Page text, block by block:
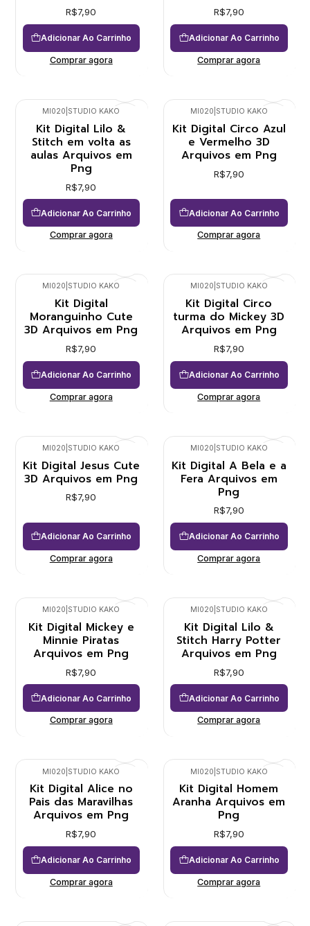
R$7,90
Adicionar Ao Carrinho
Comprar agora
R$7,90
Adicionar Ao Carrinho
Comprar agora
MI020 STUDIO KAKO
Kit Digital Lilo &
Stitch em volta as
aulas Arquivos em
Png
R$7,90
Adicionar Ao Carrinho
Comprar agora
MI020 STUDIO KAKO
Kit Digital Circo Azul
e Vermelho 3D
Arquivos em Png
R$7,90
Adicionar Ao Carrinho
Comprar agora
MI020 STUDIO KAKO
Kit Digital
Moranguinho Cute
3D Arquivos em Png
R$7,90
Adicionar Ao Carrinho
Comprar agora
MI020 STUDIO KAKO
Kit Digital Circo
turma do Mickey 3D
Arquivos em Png
R$7,90
Adicionar Ao Carrinho
Comprar agora
MI020 STUDIO KAKO
Kit Digital Jesus Cute
3D Arquivos em Png
R$7,90
Adicionar Ao Carrinho
Comprar agora
MI020 STUDIO KAKO
Kit Digital A Bela e a
Fera Arquivos em
Png
R$7,90
Adicionar Ao Carrinho
Comprar agora
MI020 STUDIO KAKO
Kit Digital Mickey e
Minnie Piratas
Arquivos em Png
R$7,90
Adicionar Ao Carrinho
Comprar agora
MI020 STUDIO KAKO
Kit Digital Lilo &
Stitch Harry Potter
Arquivos em Png
R$7,90
Adicionar Ao Carrinho
Comprar agora
MI020 STUDIO KAKO
Kit Digital Alice no
Pais das Maravilhas
Arquivos em Png
R$7,90
Adicionar Ao Carrinho
Comprar agora
MI020 STUDIO KAKO
Kit Digital Homem
Aranha Arquivos em
Png
R$7,90
Adicionar Ao Carrinho
Comprar agora